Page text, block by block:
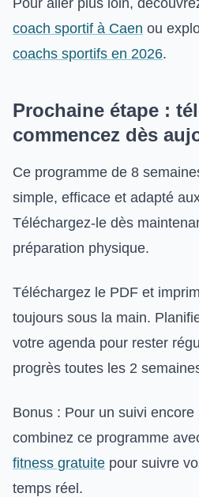
coach sportif à Caen ou
coachs sportifs en 2026.
Prochaine étape :
commencez dès
Ce programme de 8
simple, efficace et adapté
Téléchargez-le dès
préparation physique.
Téléchargez le PDF et
toujours sous la main.
votre agenda pour rester
progrès toutes les 2
Bonus : Pour un suivi encore
combinez ce programme
fitness gratuite pour suivre
temps réel.